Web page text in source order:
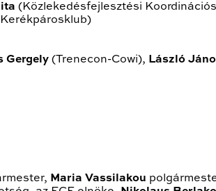
(Közlekedésfejlesztési
Gergely (Trenecon-Cowi), László
Maria Vassilakou